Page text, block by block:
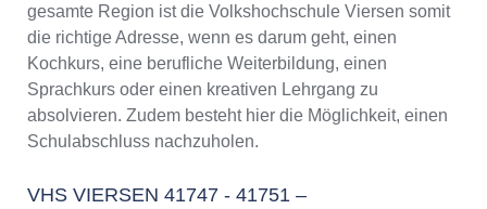
VHS Viersen Programm 2025 / 2026
gesamte Region ist die Volkshochschule Viersen somit
die richtige Adresse, wenn es darum geht, einen
Kochkurs, eine berufliche Weiterbildung, einen
Sprachkurs oder einen kreativen Lehrgang zu
absolvieren. Zudem besteht hier die Möglichkeit, einen
Schulabschluss nachzuholen.
VHS VIERSEN 41747 - 41751 –